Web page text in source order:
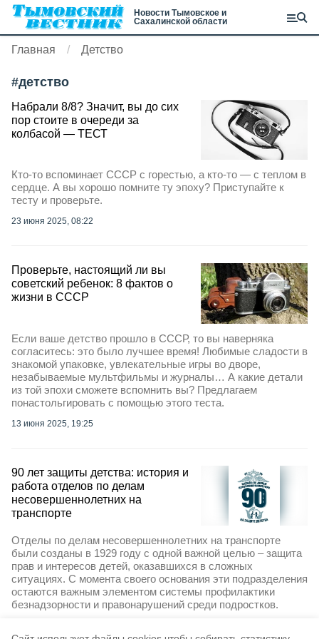
Новости Тымовское и
Сахалинской области
Главная Детство
#детство
Набрали 8/8? Значит, вы до сих
пор стоите в очереди за
колбасой — ТЕСТ
Кто-то вспоминает СССР с горестью, а кто-то — с теплом в
сердце. А вы хорошо помните ту эпоху? Приступайте к
тесту и проверьте.
23 июня 2025, 08:22
Проверьте, настоящий ли вы
советский ребенок: 8 фактов о
жизни в СССР
Если ваше детство прошло в СССР, то вы наверняка
согласитесь: это было лучшее время! Любимые сладости в
знакомой упаковке, увлекательные игры во дворе,
незабываемые мультфильмы и журналы… А какие детали
из той эпохи сможете вспомнить вы? Предлагаем
понастольгировать с помощью этого теста.
13 июня 2025, 19:25
90 лет защиты детства: история и
работа отделов по делам
несовершеннолетних на
транспорте
Отделы по делам несовершеннолетних на транспорте
были созданы в 1929 году с одной важной целью – защита
прав и интересов детей, оказавшихся в сложных
ситуациях. С момента своего основания эти подразделения
остаются важным элементом системы профилактики
безнадзорности и правонарушений среди подростков.